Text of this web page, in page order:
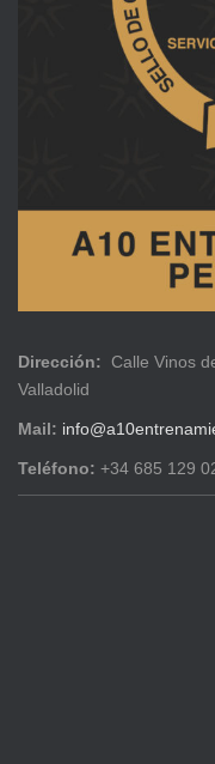
Dirección: Calle Vinos
Valladolid
Mail:
Teléfono: +34 685 129